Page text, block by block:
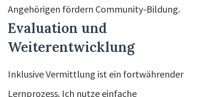
Angehörigen fördern Community-Bildung.
Evaluation und
Weiterentwicklung
Inklusive Vermittlung ist ein fortwährender
Lernprozess. Ich nutze einfache